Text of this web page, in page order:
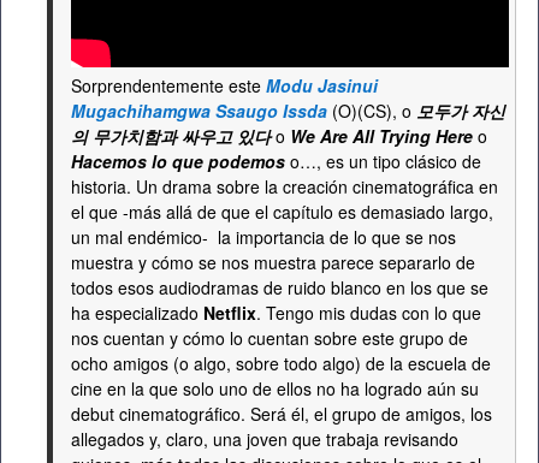
Sorprendentemente este Modu Jasinui
Mugachihamgwa Ssaugo Issda (O)(CS), o 모두가 자신
의 무가치함과 싸우고 있다o We Are All Trying Here o
Hacemos lo que podemos o…, es un tipo clásico de
historia. Un drama sobre la creación cinematográfica en
el que -más allá de que el capítulo es demasiado largo,
un mal endémico- la importancia de lo que se nos
muestra y cómo se nos muestra parece separarlo de
todos esos audiodramas de ruido blanco en los que se
ha especializado Netflix. Tengo mis dudas con lo que
nos cuentan y cómo lo cuentan sobre este grupo de
ocho amigos (o algo, sobre todo algo) de la escuela de
cine en la que solo uno de ellos no ha logrado aún su
debut cinematográfico. Será él, el grupo de amigos, los
allegados y, claro, una joven que trabaja revisando